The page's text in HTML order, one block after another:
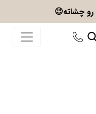
رو چشاته😉